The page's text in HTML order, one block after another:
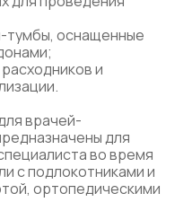
тумбы, оснащенные
и
врачей-
для
во время
с подлокотниками и
ортопедическими